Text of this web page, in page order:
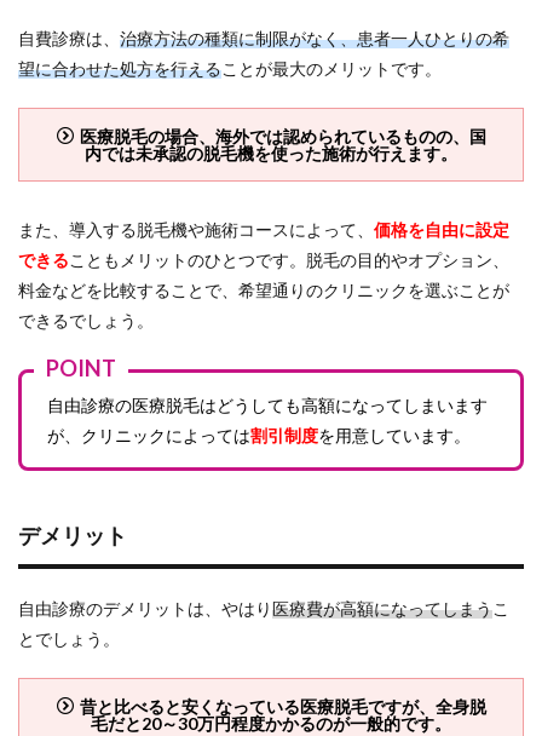
自費診療は、 治療方法の種類に制限がなく、患者一人ひとりの希
望に合わせた処方を行えることが最大のメリットです。
医療脱毛の場合、海外では認められているものの、国
内では未承認の脱毛機を使った施術が行えます。
また、導入する脱毛機や施術コースによって、 価格を自由に設定
できることもメリットのひとつです。脱毛の目的やオプション、
料金などを比較することで、希望通りのクリニックを選ぶことが
できるでしょう。
POINT
自由診療の医療脱毛はどうしても高額になってしまいます
が、クリニックによっては割引制度を用意しています。
デメリット
自由診療のデメリットは、やはり医療費が高額になってしまうこ
とでしょう。
昔と比べると安くなっている医療脱毛ですが、全身脱
毛だと20～30万円程度かかるのが一般的です。